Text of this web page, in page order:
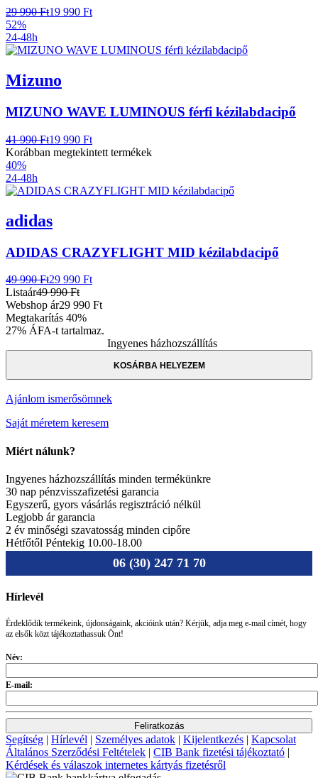
29 990 Ft19 990 Ft
52%
24-48h
Mizuno
MIZUNO WAVE LUMINOUS férfi kézilabdacipő
41 990 Ft19 990 Ft
Korábban megtekintett termékek
40%
24-48h
adidas
ADIDAS CRAZYFLIGHT MID kézilabdacipő
49 990 Ft29 990 Ft
Listaár49 990 Ft
Webshop ár29 990 Ft
Megtakarítás 40%
27% ÁFA-t tartalmaz.
Ingyenes házhozszállítás
KOSÁRBA HELYEZEM
Ajánlom ismerősömnek
Saját méretem keresem
Miért nálunk?
Ingyenes házhozszállítás minden termékünkre
30 nap pénzvisszafizetési garancia
Egyszerű, gyors vásárlás regisztráció nélkül
Legjobb ár garancia
2 év minőségi szavatosság minden cipőre
Hétfőtől Péntekig 10.00-18.00
06 (30) 247 71 70
Hírlevél
Érdeklődik termékeink, újdonságaink, akcióink után? Kérjük, adja meg e-mail címét, hogy
az elsők közt tájékoztathassuk Önt!
Név:
E-mail:
Segítség Hírlevél Személyes adatok Kijelentkezés
Kapcsolat
Általános Szerződési Feltételek
CIB Bank fizetési tájékoztató
Kérdések és válaszok internetes kártyás fizetésről